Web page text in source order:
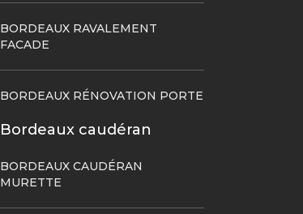
BORDEAUX RAVALEMENT
FACADE
BORDEAUX RÉNOVATION PORTE
Bordeaux caudéran
BORDEAUX CAUDÉRAN
MURETTE